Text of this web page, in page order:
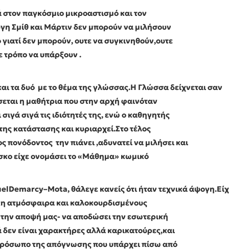
στον παγκόσμιο μικροαστισμό και τον
Σμίθ και Μάρτιν δεν μπορούν να μιλήσουν
δεν μπορούν, ουτε να συγκινηθούν,ουτε
τρόπο να υπάρξουν .
τα δυό με το θέμα της γλώσσας.Η Γλώσσα δείχνεται σαν
η μαθήτρια που στην αρχή φαινόταν
σιγά τις ιδιότητές της, ενώ ο καθηγητής
κατάστασης και κυριαρχεί.Στο τέλος
την πιάνει ,αδυνατεί να μιλήσει και
είχε ονομάσει το «Μάθημα» κωμικό
Demarcy–Mota, θάλεγε κανείς ότι ήταν τεχνικά
ατμόσφαιρα και καλοκουρδισμένους
αποψή μας- να αποδώσει την εσωτερική
είναι χαρακτήρες αλλά καρικατούρες,και
της απόγνωσης που υπάρχει πίσω από